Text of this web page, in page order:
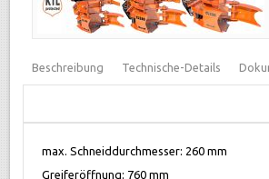
Beschreibung Technische-Details
max. Schneiddurchmesser: 260 mm
Greiferöffnung: 760 mm